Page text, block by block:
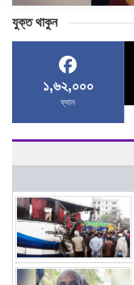
যুক্ত থাকুন
১,৬২,০০০
ফ্যান